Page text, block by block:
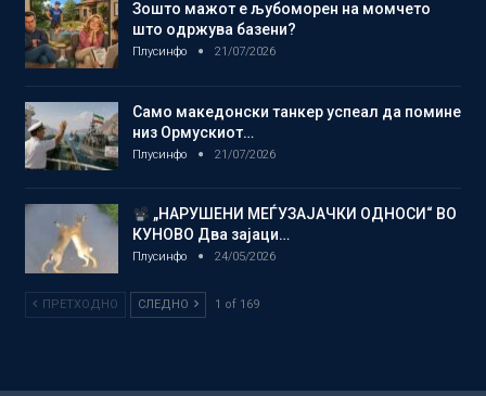
Зошто мажот е љубоморен на момчето
што одржува базени?
Плусинфо 21/07/2026
Само македонски танкер успеал да помине
низ Ормускиот…
Плусинфо 21/07/2026
„НАРУШЕНИ МЕЃУЗАЈАЧКИ ОДНОСИ“ ВО
КУНОВО Два зајаци…
Плусинфо 24/05/2026
ПРЕТХОДНО СЛЕДНО 1 of 169